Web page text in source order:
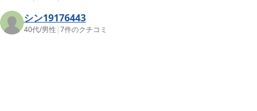
シン19176443
40代/男性 |7件のクチコミ